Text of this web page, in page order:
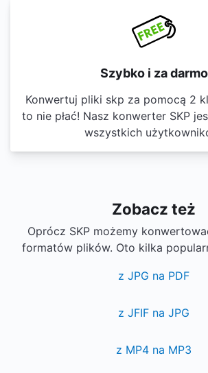
Szybko i za darmo
Konwertuj pliki skp za pomocą 2
to nie płać! Nasz konwerter SKP
wszystkich
Zobacz też
Oprócz SKP możemy
formatów plików. Oto kilka
z JPG na PDF
z JFIF na JPG
z MP4 na MP3